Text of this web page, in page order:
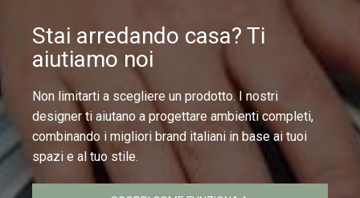
Stai arredando casa? Ti
aiutiamo noi
Non limitarti a scegliere un prodotto. I nostri
designer ti aiutano a progettare ambienti completi,
combinando i migliori brand italiani in base ai tuoi
spazi e al tuo stile.